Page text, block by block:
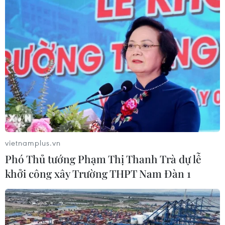
Xem thêm
CƠ QUAN CHỦ QUẢN: THÔNG TẤN XÃ VIỆT NAM
Tổng Biên tập: TRẦN TIẾN DUẨN
Phó Tổng Biên tập: NGUYỄN THỊ TÁM, KHÚC THANH
THỦY
Sở hữu trí tuệ
Quy định sử dụng
RSS
Hỗ trợ
Ngôn ngữ
TTXVN
vietnamplus.vn
Phó Thủ tướng Phạm Thị Thanh Trà dự lễ
khởi công xây Trường THPT Nam Đàn 1